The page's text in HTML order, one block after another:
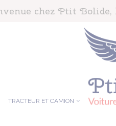
chez Ptit Bolide,
TRACTEUR ET CAMION